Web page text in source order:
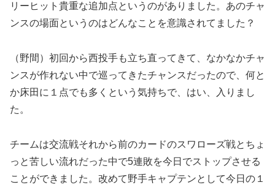
リーヒット貴重な追加点というのがありました。あのチャ
ンスの場面というのはどんなことを意識されてました？
（野間）初回から西投手も立ち直ってきて、なかなかチャ
ンスが作れない中で巡ってきたチャンスだったので、何と
か床田に１点でも多くという気持ちで、はい、入りまし
た。
チームは交流戦それから前のカードのスワローズ戦とちょ
っと苦しい流れだった中で5連敗を今日でストップさせる
ことができました。改めて野手キャプテンとして今日の１